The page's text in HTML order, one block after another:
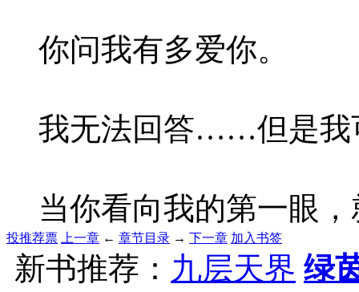
你问我有多爱你。
我无法回答……但是我
当你看向我的第一眼，
投推荐票 上一章 ← 章节目录 → 下一章 加入书签
新书推荐： 九层天界 绿